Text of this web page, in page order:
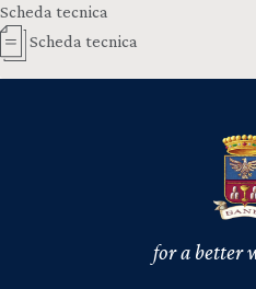
Scheda tecnica
Scheda tecnica
for a better